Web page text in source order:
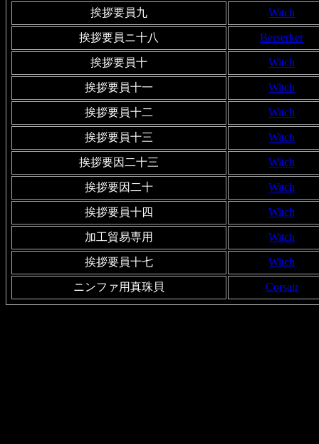
挨拶要員九 Witch
挨拶要員ニ十八 Berserker
挨拶要員十 Witch
挨拶要員十一 Witch
挨拶要員十二 Witch
挨拶要員十三 Witch
挨拶要因二十三 Witch
挨拶要因二十 Witch
挨拶要員十四 Witch
加工貿易専用 Witch
挨拶要員十七 Witch
ニンファ用真珠貝 Corsair